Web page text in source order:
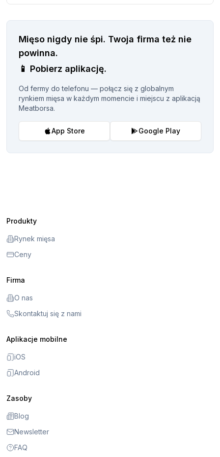
Mięso nigdy nie śpi. Twoja firma też nie
powinna.
📱 Pobierz aplikację.
Od fermy do telefonu — połącz się z globalnym
rynkiem mięsa w każdym momencie i miejscu z aplikacją
Meatborsa.
App Store Google Play
Produkty
Rynek mięsa
Ceny
Firma
O nas
Skontaktuj się z nami
Aplikacje mobilne
iOS
Android
Zasoby
Blog
Newsletter
FAQ